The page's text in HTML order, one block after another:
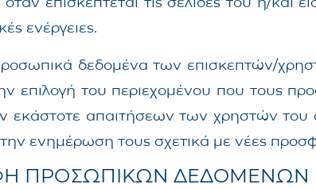
ενέργειες.
δεδομένα των επισκεπτών/
επιλογή του περιεχομένου που τους
εκάστοτε απαιτήσεων των χρηστών του
ενημέρωση τους σχετικά με νέες
ΠΡΟΣΩΠΙΚΩΝ ΔΕΔΟΜΕΝΩΝ